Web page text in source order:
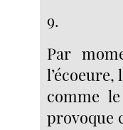
9.
Par
comme
provoque